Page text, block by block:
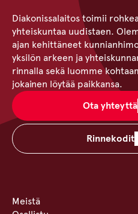
Diakonissalaitos toimii
yhteiskuntaa uudistaen.
ajan kehittäneet
yksilön arkeen ja
rinnalla sekä luomme
jokainen löytää paikkansa.
Ota yhteyttä
Rinnekodit
Meistä